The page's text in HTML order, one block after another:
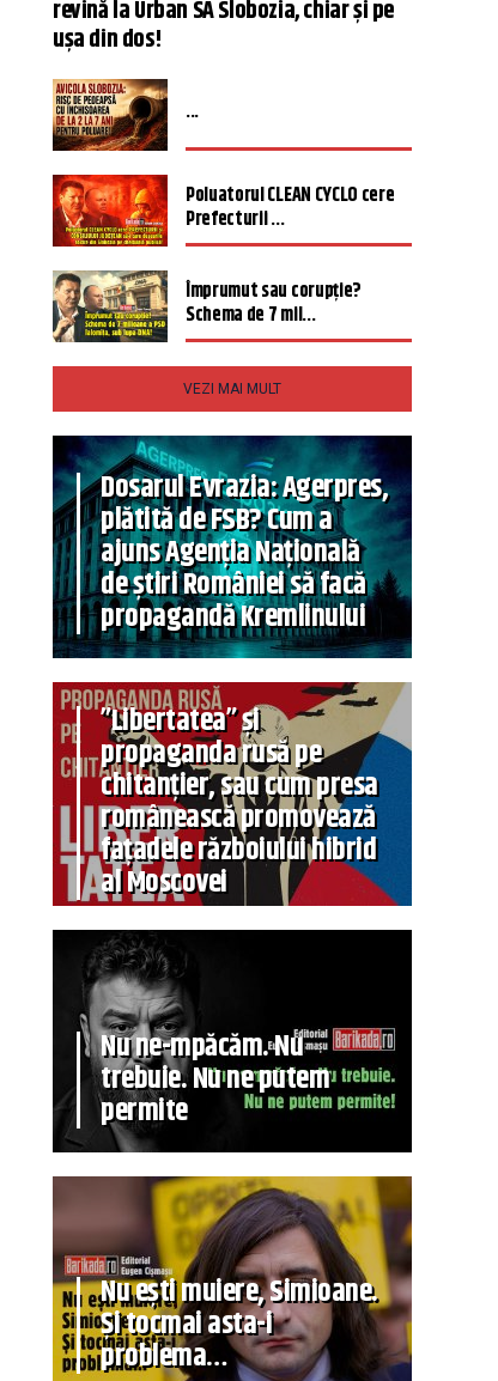
revină la Urban SA Slobozia, chiar și pe
ușa din dos!
...
Poluatorul CLEAN CYCLO cere
Prefecturii ...
Împrumut sau corupție?
Schema de 7 mil...
VEZI MAI MULT
Dosarul Evrazia: Agerpres,
plătită de FSB? Cum a
ajuns Agenția Națională
de știri României să facă
propagandă Kremlinului
”Libertatea” și
propaganda rusă pe
chitanțier, sau cum presa
românească promovează
fațadele războiului hibrid
al Moscovei
Nu ne-mpăcăm. Nu
trebuie. Nu ne putem
permite
Nu ești muiere, Simioane.
Și tocmai asta-i
problema…